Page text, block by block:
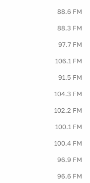
88.6 FM
88.3 FM
97.7 FM
106.1 FM
91.5 FM
104.3 FM
102.2 FM
100.1 FM
100.4 FM
96.9 FM
96.6 FM